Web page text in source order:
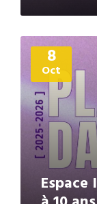
8
Oct
Espace
Plus
d'informations